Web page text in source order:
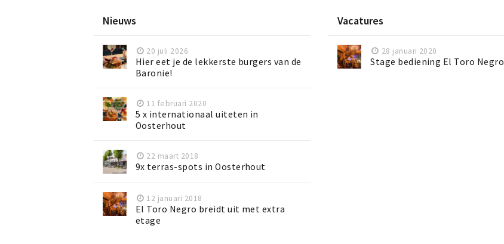
Nieuws
20 juli 2026
Hier eet je de lekkerste burgers van de
Baronie!
11 februari 2020
5 x internationaal uiteten in
Oosterhout
22 maart 2018
9x terras-spots in Oosterhout
12 januari 2018
El Toro Negro breidt uit met extra
etage
Vacatures
28 januari 2020
Stage bediening El Toro Negro